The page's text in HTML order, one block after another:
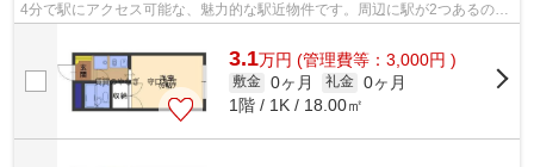
4分で駅にアクセス可能な、魅力的な駅近物件です。周辺に駅が2つあるので
3.1万円 (管理費等：3,000円 )
敷金 0ヶ月 礼金 0ヶ月
1階 / 1K / 18.00㎡